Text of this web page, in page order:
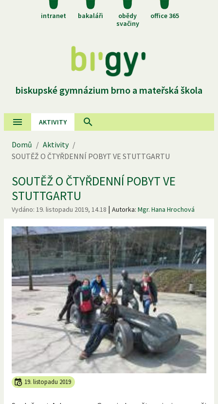
intranet bakaláři
obědy
svačiny
office 365
biskupské gymnázium brno a mateřská škola
AKTIVITY
Domů / Aktivity /
SOUTĚŽ O ČTYŘDENNÍ POBYT VE STUTTGARTU
SOUTĚŽ O ČTYŘDENNÍ POBYT VE
STUTTGARTU
Vydáno: 19. listopadu 2019, 14.18 | Autorka: Mgr. Hana Hrochová
19. listopadu 2019